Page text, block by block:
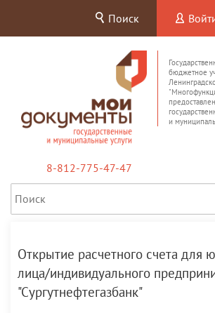
Поиск
бюджетное
и
8-812-775-47-47
Открытие расчетного счета для
лица/индивидуального
"Сургутнефтегазбанк"